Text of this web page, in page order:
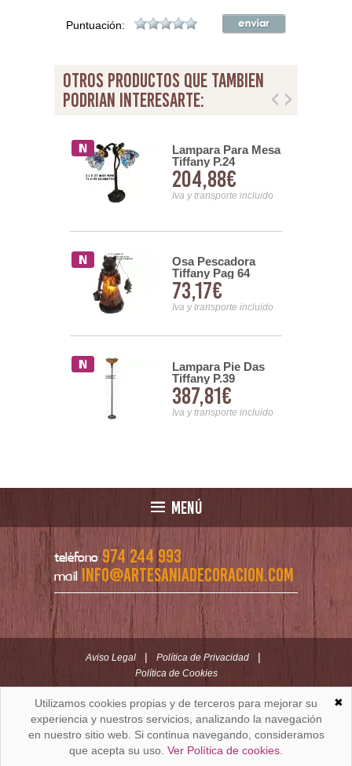
Puntuación:
otros productos que tambien
podrian interesarte:
Lampara Para Mesa
Tiffany P.24
204,88€
Iva y transporte incluido
Osa Pescadora
Tiffany Pag 64
73,17€
Iva y transporte incluido
Lampara Pie Das
Tiffany P.39
387,81€
Iva y transporte incluido
MENÚ
teléfono 974 244 993
mail info@artesaniadecoracion.com
Aviso Legal | Política de Privacidad |
Política de Cookies
ARTESANÍAYDECORACION.COM
C/ Padre Huesca nº 30 | Oficina C/ Roldán nº 5 -3º
Huesca (España)
✖
Utilizamos cookies propias y de terceros para mejorar su
experiencia y nuestros servicios, analizando la navegación
en nuestro sitio web. Si continua navegando, consideramos
que acepta su uso. Ver Política de cookies.